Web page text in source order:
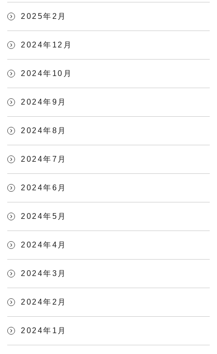
2025年2月
2024年12月
2024年10月
2024年9月
2024年8月
2024年7月
2024年6月
2024年5月
2024年4月
2024年3月
2024年2月
2024年1月